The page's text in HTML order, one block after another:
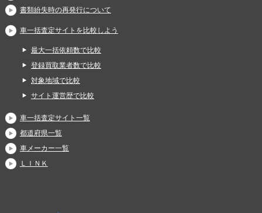
書類紛失時の再発行について
車一括査定サイトを比較しよう
最大一括依頼数で比較
登録買取業者数で比較
対象地域で比較
サイト運営歴で比較
車一括査定サイト一覧
都道府県一覧
車メーカー一覧
ＬＩＮＫ